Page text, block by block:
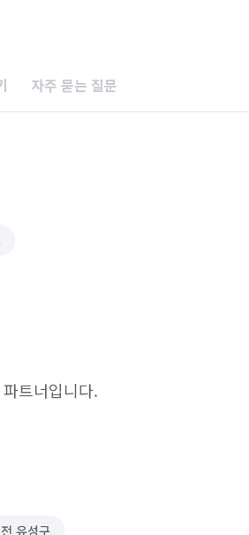
자주 묻는 질문
트너입니다.
유성구